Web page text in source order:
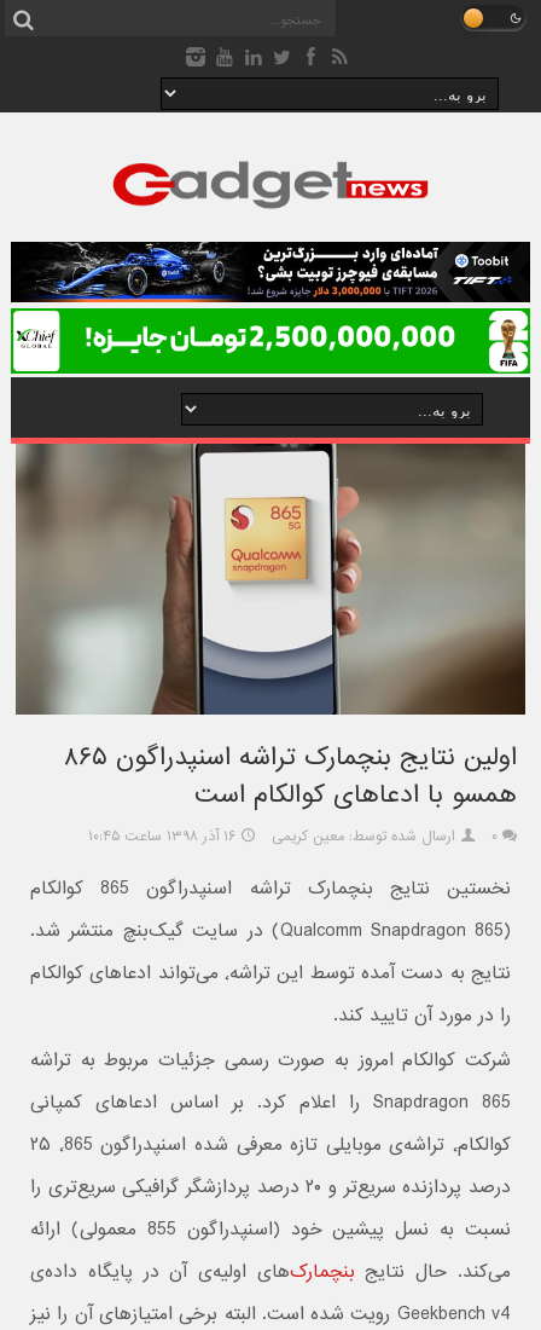
اولین نتایج بنچمارک تراشه اسنپدراگون ۸۶۵
همسو با ادعاهای کوالکام است
۰ ارسال شده توسط: معین کریمی ۱۶ آذر ۱۳۹۸ ساعت ۱۰:۴۵
نخستین نتایج بنچمارک تراشه اسنپدراگون 865 کوالکام
(Qualcomm Snapdragon 865) در سایت گیک‌بنچ منتشر شد.
نتایج به دست آمده توسط این تراشه٬ می‌تواند ادعاهای کوالکام
را در مورد آن تایید کند.
شرکت کوالکام امروز به صورت رسمی جزئیات مربوط به تراشه
Snapdragon 865 را اعلام کرد. بر اساس ادعاهای کمپانی
کوالکام٬ تراشه‌ی موبایلی تازه معرفی شده اسنپدراگون ٬865 ۲۵
درصد پردازنده سریع‌تر و ۲۰ درصد پردازشگر گرافیکی سریع‌تری را
نسبت به نسل پیشین خود (اسنپدراگون 855 معمولی) ارائه
می‌کند. حال نتایج بنچمارک‌های اولیه‌ی آن در پایگاه داده‌ی
Geekbench v4 رویت شده است. البته برخی امتیازهای آن را نیز